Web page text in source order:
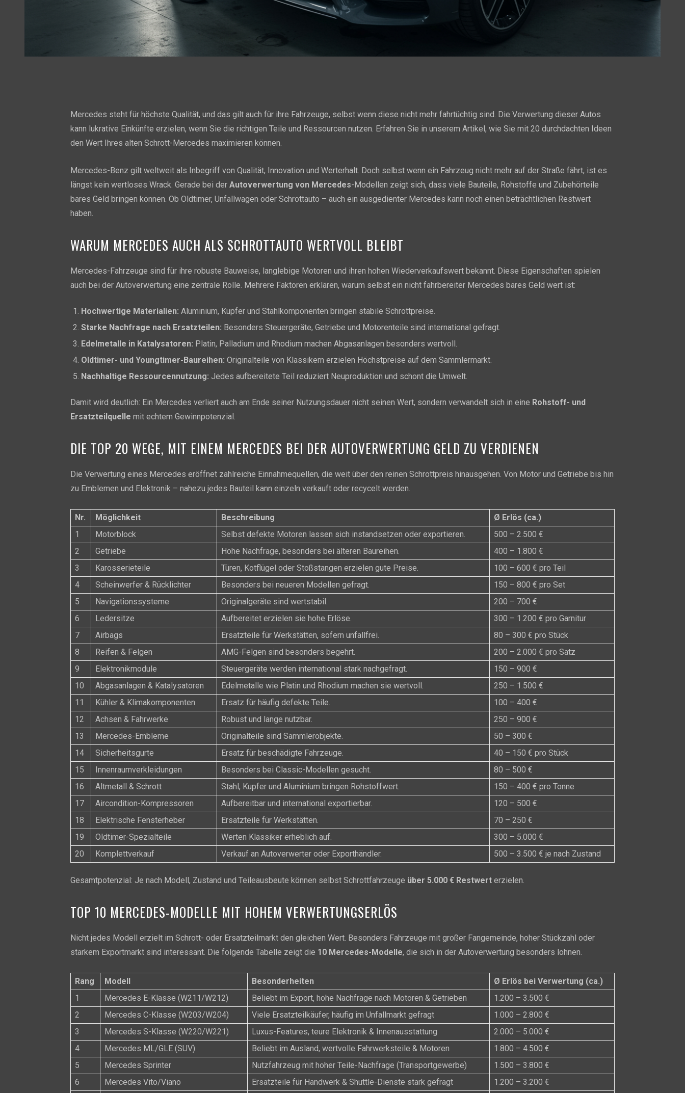
Mercedes steht für höchste Qualität, und das gilt auch für ihre Fahrzeuge, selbst wenn diese nicht mehr fahrtüchtig sind. Die Verwertung dieser Autos
kann lukrative Einkünfte erzielen, wenn Sie die richtigen Teile und Ressourcen nutzen. Erfahren Sie in unserem Artikel, wie Sie mit 20 durchdachten Ideen
den Wert Ihres alten Schrott-Mercedes maximieren können.
Mercedes-Benz gilt weltweit als Inbegriff von Qualität, Innovation und Werterhalt. Doch selbst wenn ein Fahrzeug nicht mehr auf der Straße fährt, ist es
längst kein wertloses Wrack. Gerade bei der Autoverwertung von Mercedes-Modellen zeigt sich, dass viele Bauteile, Rohstoffe und Zubehörteile
bares Geld bringen können. Ob Oldtimer, Unfallwagen oder Schrottauto – auch ein ausgedienter Mercedes kann noch einen beträchtlichen Restwert
haben.
WARUM MERCEDES AUCH ALS SCHROTTAUTO WERTVOLL BLEIBT
Mercedes-Fahrzeuge sind für ihre robuste Bauweise, langlebige Motoren und ihren hohen Wiederverkaufswert bekannt. Diese Eigenschaften spielen
auch bei der Autoverwertung eine zentrale Rolle. Mehrere Faktoren erklären, warum selbst ein nicht fahrbereiter Mercedes bares Geld wert ist:
Hochwertige Materialien: Aluminium, Kupfer und Stahlkomponenten bringen stabile Schrottpreise.
Starke Nachfrage nach Ersatzteilen: Besonders Steuergeräte, Getriebe und Motorenteile sind international gefragt.
Edelmetalle in Katalysatoren: Platin, Palladium und Rhodium machen Abgasanlagen besonders wertvoll.
Oldtimer- und Youngtimer-Baureihen: Originalteile von Klassikern erzielen Höchstpreise auf dem Sammlermarkt.
Nachhaltige Ressourcennutzung: Jedes aufbereitete Teil reduziert Neuproduktion und schont die Umwelt.
Damit wird deutlich: Ein Mercedes verliert auch am Ende seiner Nutzungsdauer nicht seinen Wert, sondern verwandelt sich in eine Rohstoff- und
Ersatzteilquelle mit echtem Gewinnpotenzial.
DIE TOP 20 WEGE, MIT EINEM MERCEDES BEI DER AUTOVERWERTUNG GELD ZU VERDIENEN
Die Verwertung eines Mercedes eröffnet zahlreiche Einnahmequellen, die weit über den reinen Schrottpreis hinausgehen. Von Motor und Getriebe bis hin
zu Emblemen und Elektronik – nahezu jedes Bauteil kann einzeln verkauft oder recycelt werden.
Nr. Möglichkeit Beschreibung
Ø Erlös (ca.)
1
Motorblock Selbst defekte Motoren lassen sich instandsetzen oder exportieren.
500 – 2.500 €
2
Getriebe Hohe Nachfrage, besonders bei älteren Baureihen.
400 – 1.800 €
3
Karosserieteile Türen, Kotflügel oder Stoßstangen erzielen gute Preise.
100 – 600 € pro Teil
4
Scheinwerfer & Rücklichter Besonders bei neueren Modellen gefragt.
150 – 800 € pro Set
5
Navigationssysteme Originalgeräte sind wertstabil.
200 – 700 €
6
Ledersitze Aufbereitet erzielen sie hohe Erlöse.
300 – 1.200 € pro Garnitur
7
Airbags Ersatzteile für Werkstätten, sofern unfallfrei.
80 – 300 € pro Stück
8
Reifen & Felgen AMG-Felgen sind besonders begehrt.
200 – 2.000 € pro Satz
9
Elektronikmodule Steuergeräte werden international stark nachgefragt.
150 – 900 €
10
Abgasanlagen & Katalysatoren Edelmetalle wie Platin und Rhodium machen sie wertvoll.
250 – 1.500 €
11
Kühler & Klimakomponenten Ersatz für häufig defekte Teile.
100 – 400 €
12
Achsen & Fahrwerke Robust und lange nutzbar.
250 – 900 €
13
Mercedes-Embleme Originalteile sind Sammlerobjekte.
50 – 300 €
14
Sicherheitsgurte Ersatz für beschädigte Fahrzeuge.
40 – 150 € pro Stück
15
Innenraumverkleidungen Besonders bei Classic-Modellen gesucht.
80 – 500 €
16
Altmetall & Schrott Stahl, Kupfer und Aluminium bringen Rohstoffwert.
150 – 400 € pro Tonne
17
Aircondition-Kompressoren Aufbereitbar und international exportierbar.
120 – 500 €
18
Elektrische Fensterheber Ersatzteile für Werkstätten.
70 – 250 €
19
Oldtimer-Spezialteile Werten Klassiker erheblich auf.
300 – 5.000 €
20
Komplettverkauf Verkauf an Autoverwerter oder Exporthändler. 500 – 3.500 € je nach Zustand
Gesamtpotenzial: Je nach Modell, Zustand und Teileausbeute können selbst Schrottfahrzeuge über 5.000 € Restwert erzielen.
TOP 10 MERCEDES-MODELLE MIT HOHEM VERWERTUNGSERLÖS
Nicht jedes Modell erzielt im Schrott- oder Ersatzteilmarkt den gleichen Wert. Besonders Fahrzeuge mit großer Fangemeinde, hoher Stückzahl oder
starkem Exportmarkt sind interessant. Die folgende Tabelle zeigt die 10 Mercedes-Modelle, die sich in der Autoverwertung besonders lohnen.
Rang Modell Besonderheiten
Ø Erlös bei Verwertung (ca.)
1
Mercedes E-Klasse (W211/W212) Beliebt im Export, hohe Nachfrage nach Motoren & Getrieben
1.200 – 3.500 €
2
Mercedes C-Klasse (W203/W204) Viele Ersatzteilkäufer, häufig im Unfallmarkt gefragt
1.000 – 2.800 €
3
Mercedes S-Klasse (W220/W221) Luxus-Features, teure Elektronik & Innenausstattung
2.000 – 5.000 €
4
Mercedes ML/GLE (SUV) Beliebt im Ausland, wertvolle Fahrwerksteile & Motoren
1.800 – 4.500 €
5
Mercedes Sprinter Nutzfahrzeug mit hoher Teile-Nachfrage (Transportgewerbe)
1.500 – 3.800 €
6
Mercedes Vito/Viano Ersatzteile für Handwerk & Shuttle-Dienste stark gefragt 1.200 – 3.200 €